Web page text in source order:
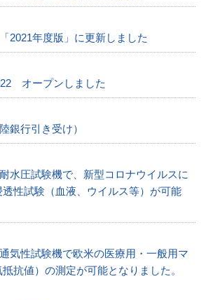
2021年度版」に更新しました
オープンしました
銀行引き受け）
水圧試験機で、新型コロナウイルスに
性試験（血液、ウイルス等）が可能
気性試験機で欧米の医療用・一般用マ
抗値）の測定が可能となりました。